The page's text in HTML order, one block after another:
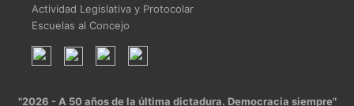
Actividad Legislativa y Protocolar
Escuelas al Concejo
"2026 - A 50 años de la última dictadura. Democracia siempre"